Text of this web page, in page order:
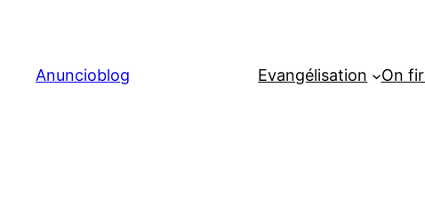
contenu
Anuncioblog Evangélisation On